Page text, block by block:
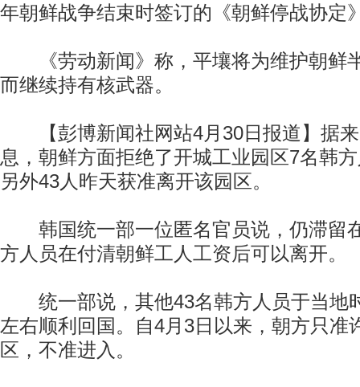
年朝鲜战争结束时签订的《朝鲜停战协定
《劳动新闻》称，平壤将为维护朝鲜
而继续持有核武器。
【彭博新闻社网站4月30日报道】据来
息，朝鲜方面拒绝了开城工业园区7名韩
另外43人昨天获准离开该园区。
韩国统一部一位匿名官员说，仍滞留
方人员在付清朝鲜工人工资后可以离开。
统一部说，其他43名韩方人员于当地
左右顺利回国。自4月3日以来，朝方只准
区，不准进入。